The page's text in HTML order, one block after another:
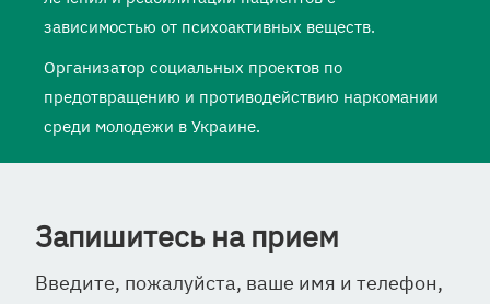
зависимостью от психоактивных веществ.
Организатор социальных проектов по
предотвращению и противодействию наркомании
среди молодежи в Украине.
Запишитесь на прием
Введите, пожалуйста, ваше имя и телефон,